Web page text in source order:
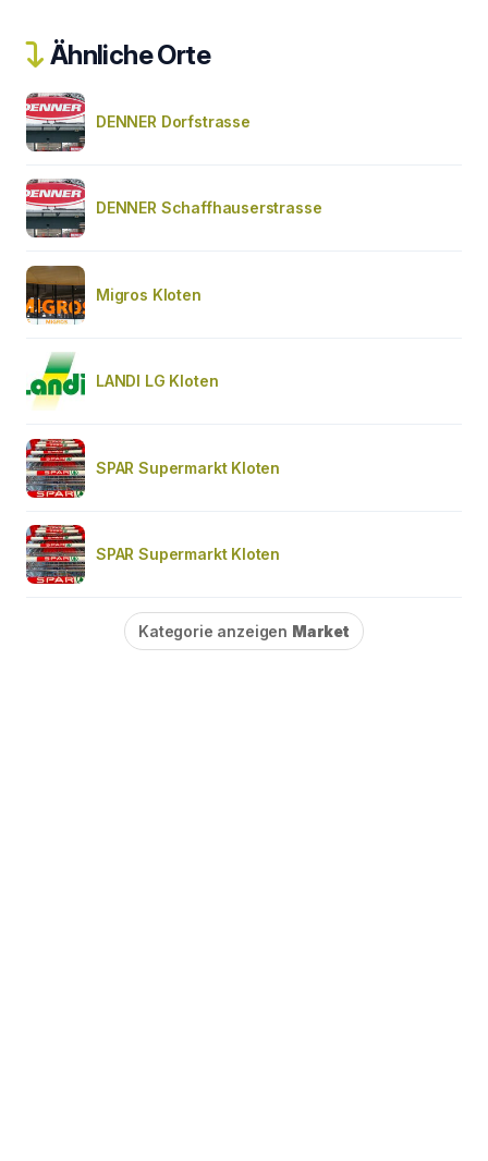
Ähnliche Orte
DENNER Dorfstrasse
DENNER Schaffhauserstrasse
Migros Kloten
LANDI LG Kloten
SPAR Supermarkt Kloten
SPAR Supermarkt Kloten
Kategorie anzeigen Market